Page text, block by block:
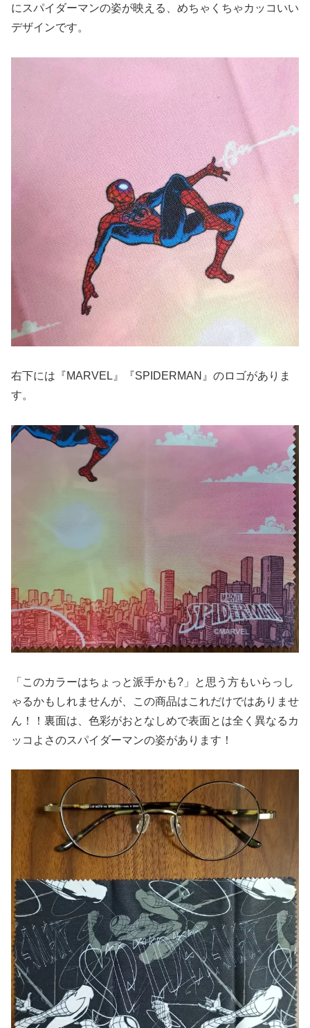
にスパイダーマンの姿が映える、めちゃくちゃカッコいい
デザインです。
右下には『MARVEL』『SPIDERMAN』のロゴがありま
す。
「このカラーはちょっと派手かも?」と思う方もいらっし
ゃるかもしれませんが、この商品はこれだけではありませ
ん！！裏面は、色彩がおとなしめで表面とは全く異なるカ
ッコよさのスパイダーマンの姿があります！